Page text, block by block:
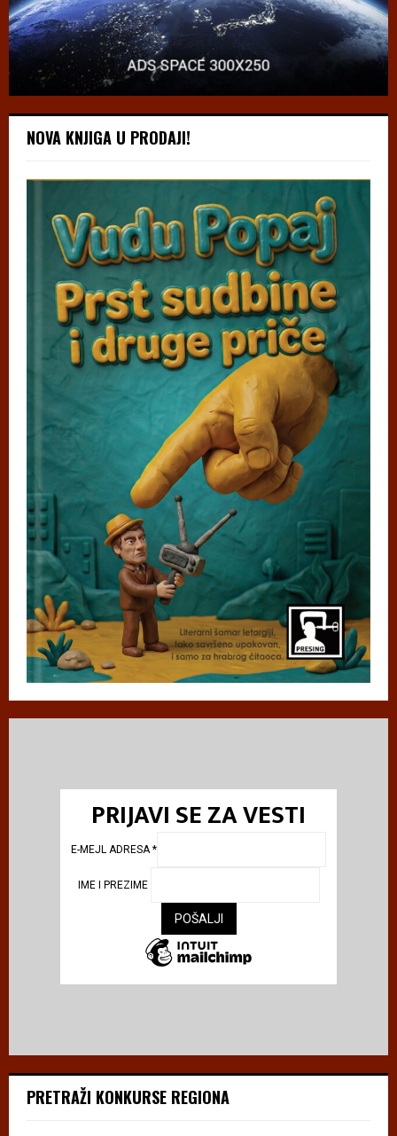
NOVA KNJIGA U PRODAJI!
PRIJAVI SE ZA VESTI
E-MEJL ADRESA*
IME I PREZIME
PRETRAŽI KONKURSE REGIONA